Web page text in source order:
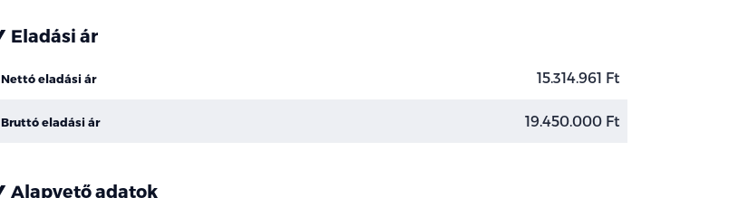
Eladási ár
Nettó eladási ár 15.314.961 Ft
Bruttó eladási ár 19.450.000 Ft
Alapvető adatok